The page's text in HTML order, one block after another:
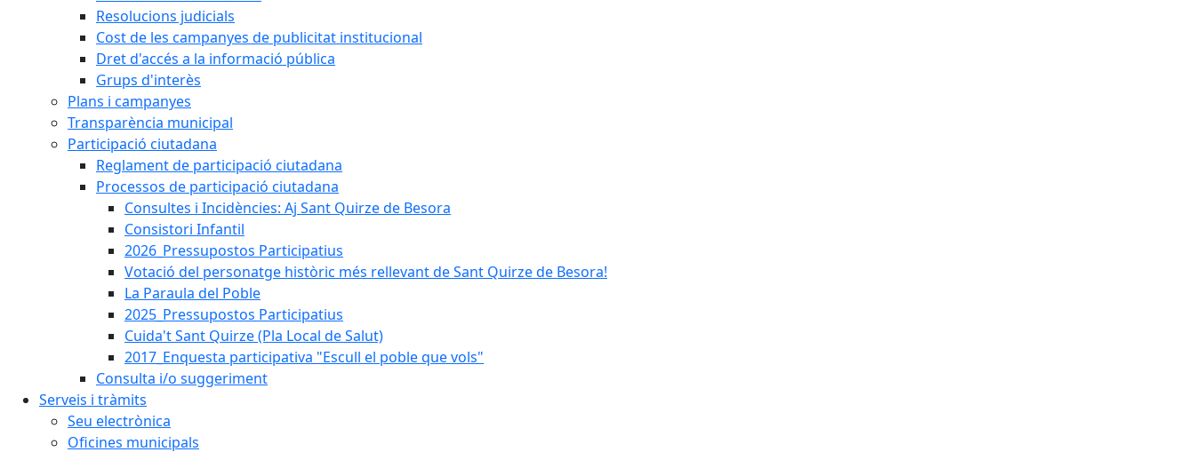
Resolucions judicials
Cost de les campanyes de publicitat institucional
Dret d'accés a la informació pública
Grups d'interès
Plans i campanyes
Transparència municipal
Participació ciutadana
Reglament de participació ciutadana
Processos de participació ciutadana
Consultes i Incidències: Aj Sant Quirze de Besora
Consistori Infantil
2026_Pressupostos Participatius
Votació del personatge històric més rellevant de Sant Quirze de Besora!
La Paraula del Poble
2025_Pressupostos Participatius
Cuida't Sant Quirze (Pla Local de Salut)
2017_Enquesta participativa "Escull el poble que vols"
Consulta i/o suggeriment
Serveis i tràmits
Seu electrònica
Oficines municipals